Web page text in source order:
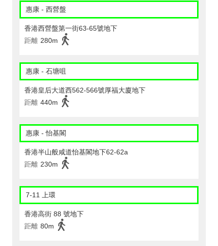
惠康 - 西營盤
香港西營盤第一街63-65號地下
距離 280m
惠康 - 石塘咀
香港皇后大道西562-566號厚福大廈地下
距離 440m
惠康 - 怡基閣
香港半山般咸道怡基閣地下62-62a
距離 230m
7-11 上環
香港高街 88 號地下
距離 80m